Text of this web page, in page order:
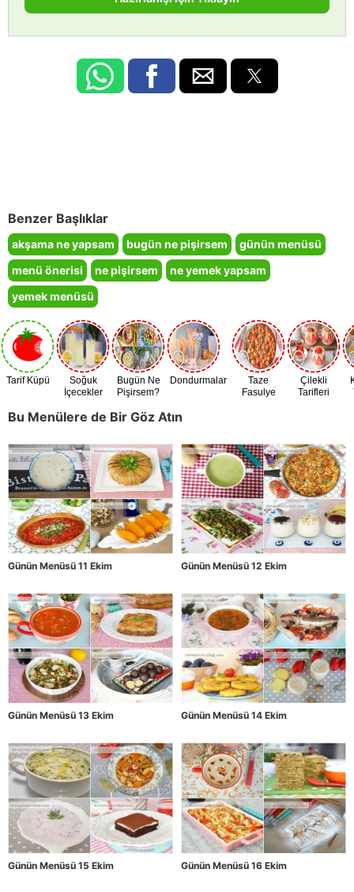
Benzer Başlıklar
akşama ne yapsam bugün ne pişirsem
günün menüsü
menü önerisi
ne pişirsem
ne yemek yapsam
yemek menüsü
Tarif Küpü
Soğuk
İçecekler
Bugün Ne
Pişirsem?
Dondurmalar
Taze
Fasulye
Çilekli
Tarifleri
Bu Menülere de Bir Göz Atın
Günün Menüsü 11 Ekim Günün Menüsü 12 Ekim
Günün Menüsü 13 Ekim Günün Menüsü 14 Ekim
Günün Menüsü 15 Ekim Günün Menüsü 16 Ekim